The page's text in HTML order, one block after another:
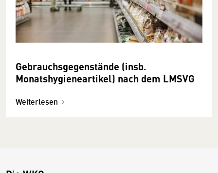
Gebrauchsgegenstände (insb.
Monatshygieneartikel) nach dem LMSVG
Weiterlesen